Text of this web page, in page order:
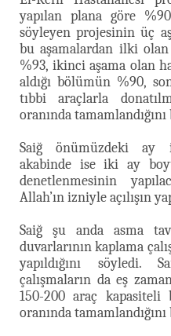
yapılan plana göre %90
söyleyen projesinin üç
bu aşamalardan ilki olan
%93, ikinci aşama olan
aldığı bölümün %90,
tıbbi araçlarla
oranında
Saiğ önümüzdeki ay
akabinde ise iki ay
denetlenmesinin
Allah’ın izniyle açılışın
Saiğ şu anda asma
duvarlarının kaplama
yapıldığını söyledi.
çalışmaların da eş
150-200 araç
oranında